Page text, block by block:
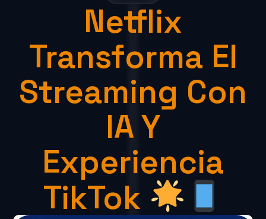
Netflix
Transforma El
Streaming Con
IA Y
Experiencia
TikTok